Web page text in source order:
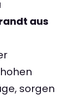
aus
sorgen